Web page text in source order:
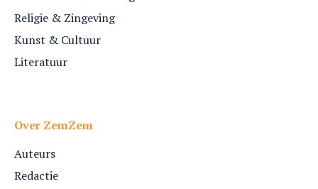
Religie & Zingeving
Kunst & Cultuur
Literatuur
Over ZemZem
Auteurs
Redactie